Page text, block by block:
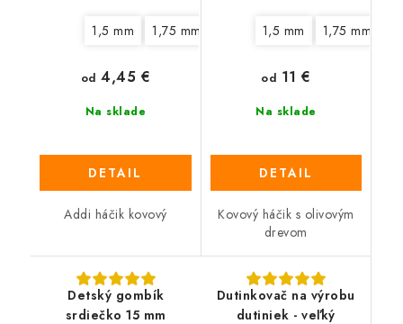
1,5 mm 1,75 mm 2,5 mm 3 mm
Na sklade
od 4,45 €
DETAIL
Addi háčik kovový
1,5 mm 1,75 mm
Na sklade
od 11 €
DETAIL
Kovový háčik s olivovým
drevom
Detský gombík
srdiečko 15 mm
Dutinkovač na výrobu
dutiniek - veľký